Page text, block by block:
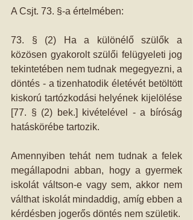
A Csjt. 73. §-a értelmében:
73. § (2) Ha a különélő szülők a
közösen gyakorolt szülői felügyeleti jog
tekintetében nem tudnak megegyezni, a
döntés - a tizenhatodik életévét betöltött
kiskorú tartózkodási helyének kijelölése
[77. § (2) bek.] kivételével - a bíróság
hatáskörébe tartozik.
Amennyiben tehát nem tudnak a felek
megállapodni abban, hogy a gyermek
iskolát váltson-e vagy sem, akkor nem
válthat iskolát mindaddig, amíg ebben a